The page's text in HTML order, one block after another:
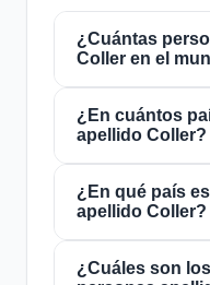
¿Cuántas
Coller en el
Actualmente hay
personascon el
mundo. Esto
de cada
lleva este
40 países, lo que
¿En cuántos
apellido Coller?
El apellidoColler
de todo el mundo.
apellido de
múltiples países
¿En qué país
apellido Coller?
El apellidoColler
¿Cuáles son